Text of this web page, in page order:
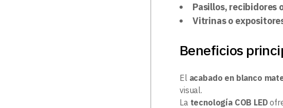
Pasillos, recibidores
Vitrinas o
Beneficios
El acabado en blanco
visual.
La tecnología COB LED